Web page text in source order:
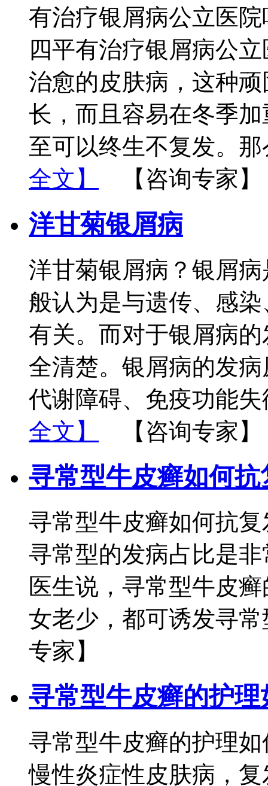
有治疗银屑病公立医
四平有治疗银屑病公
治愈的皮肤病，这种
长，而且容易在冬季
至可以终生不复发。
全文】
【咨询专家】
洋甘菊银屑病
洋甘菊银屑病？银屑
般认为是与遗传、感
有关。而对于银屑病
全清楚。银屑病的发
代谢障碍、免疫功能
全文】
【咨询专家】
寻常型牛皮癣如何抗
寻常型牛皮癣如何抗
寻常型的发病占比是
医生说，寻常型牛皮
女老少，都可诱发寻
专家】
寻常型牛皮癣的护理
寻常型牛皮癣的护理
慢性炎症性皮肤病，